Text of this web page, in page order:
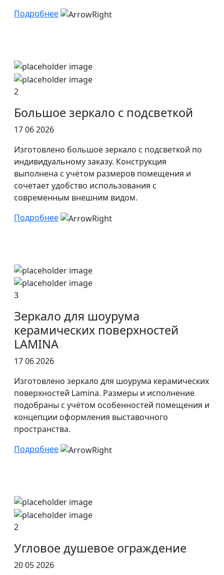
Подробнее
2
Большое зеркало с подсветкой
17 06 2026
Изготовлено большое зеркало с подсветкой по
индивидуальному заказу. Конструкция
выполнена с учётом размеров помещения и
сочетает удобство использования с
современным внешним видом.
Подробнее
3
Зеркало для шоурума
керамических поверхностей
LAMINA
17 06 2026
Изготовлено зеркало для шоурума керамических
поверхностей Lamina. Размеры и исполнение
подобраны с учётом особенностей помещения и
концепции оформления выставочного
пространства.
Подробнее
2
Угловое душевое ограждение
20 05 2026